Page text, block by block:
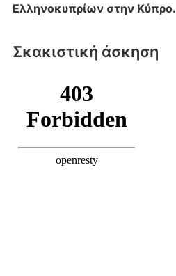
Ελληνοκυπρίων στην Κύπρο.
Σκακιστική άσκηση